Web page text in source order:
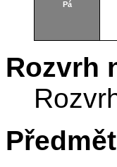
Pá
Rozvrh